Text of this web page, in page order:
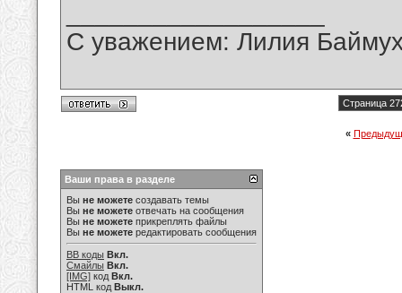
С уважением: Лилия
Страница
«
Ваши права в разделе
Вы не можете создавать темы
Вы не можете отвечать на сообщения
Вы не можете прикреплять файлы
Вы не можете редактировать сообщения
BB коды Вкл.
Смайлы Вкл.
[IMG] код Вкл.
HTML код Выкл.